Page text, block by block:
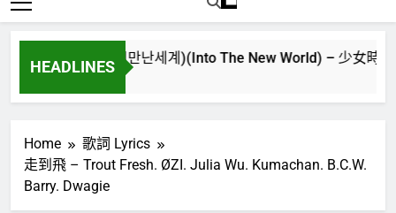
HEADLINES
逢的世界(다시만난세계)(Into The New World) – 少女時代(소
Home
歌詞 Lyrics
走到飛 – Trout Fresh. ØZI. Julia Wu. Kumachan. B.C.W.
Barry. Dwagie